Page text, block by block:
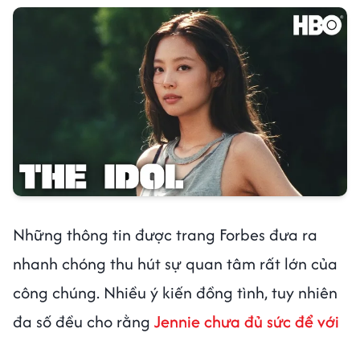
Những thông tin được trang Forbes đưa ra
nhanh chóng thu hút sự quan tâm rất lớn của
công chúng. Nhiều ý kiến đồng tình, tuy nhiên
đa số đều cho rằng Jennie chưa đủ sức để với